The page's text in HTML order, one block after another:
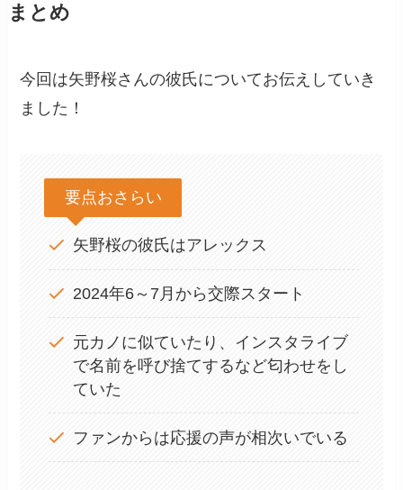
まとめ
今回は矢野桜さんの彼氏についてお伝えしていき
ました！
要点おさらい
矢野桜の彼氏はアレックス
2024年6～7月から交際スタート
元カノに似ていたり、インスタライブ
で名前を呼び捨てするなど匂わせをし
ていた
ファンからは応援の声が相次いでいる